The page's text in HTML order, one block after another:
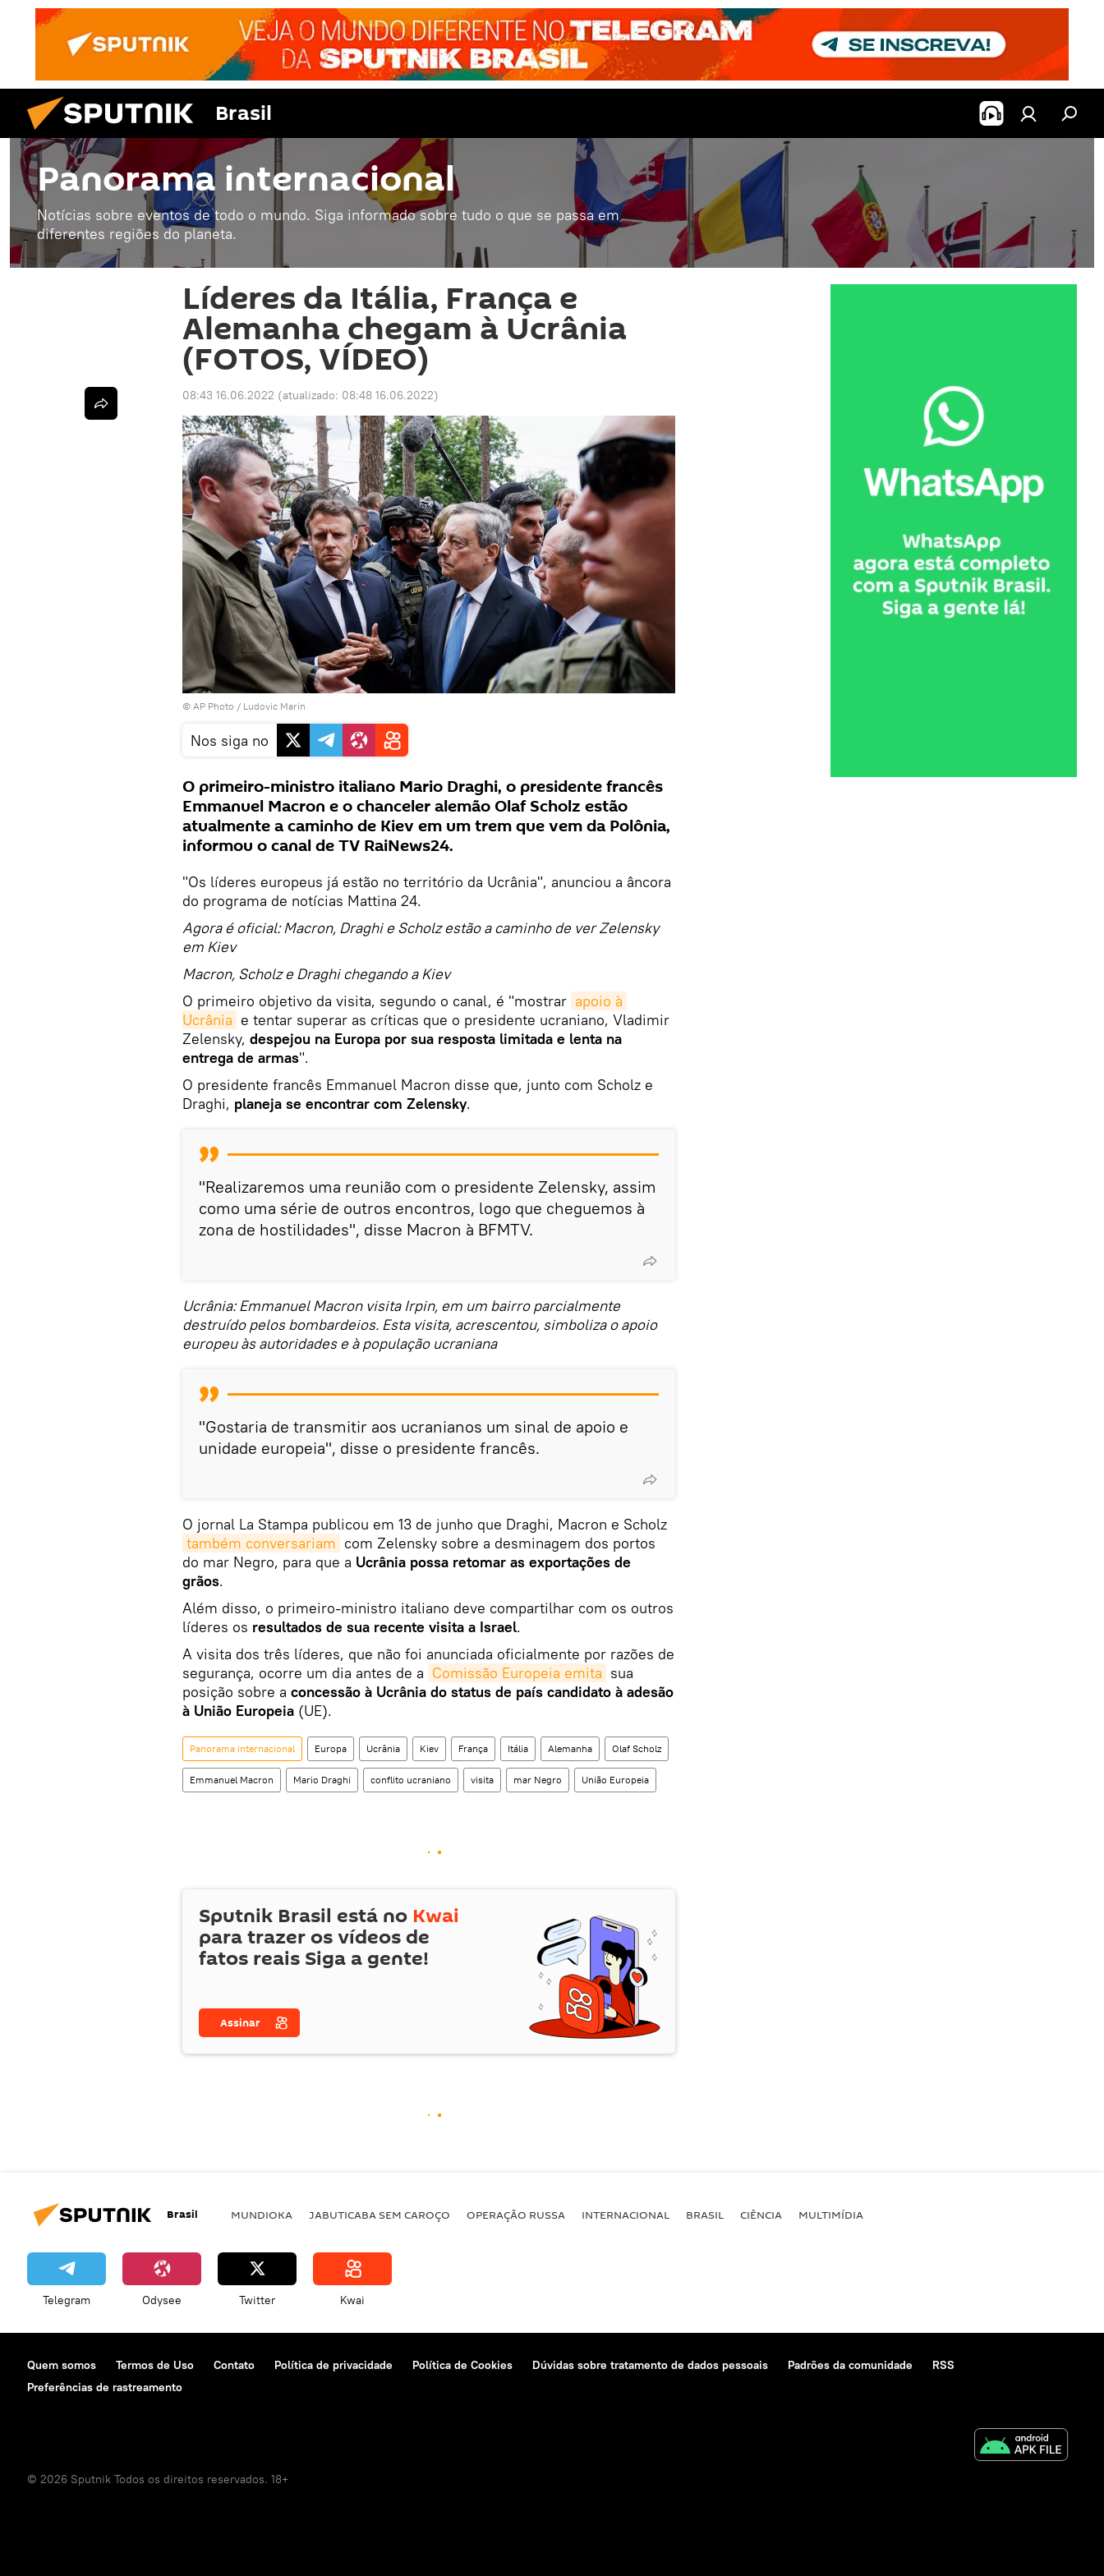
Brasil
Panorama internacional
Notícias sobre eventos de todo o mundo. Siga informado sobre tudo o que se passa em
diferentes regiões do planeta.
Líderes da Itália, França e
Alemanha chegam à Ucrânia
(FOTOS, VÍDEO)
08:43 16.06.2022 (atualizado: 08:48 16.06.2022)
© AP Photo / Ludovic Marin
Nos siga no
O primeiro-ministro italiano Mario Draghi, o presidente francês
Emmanuel Macron e o chanceler alemão Olaf Scholz estão
atualmente a caminho de Kiev em um trem que vem da Polônia,
informou o canal de TV RaiNews24.
"Os líderes europeus já estão no território da Ucrânia", anunciou a âncora
do programa de notícias Mattina 24.
Agora é oficial: Macron, Draghi e Scholz estão a caminho de ver Zelensky
em Kiev
Macron, Scholz e Draghi chegando a Kiev
O primeiro objetivo da visita, segundo o canal, é "mostrar apoio à
Ucrânia e tentar superar as críticas que o presidente ucraniano, Vladimir
Zelensky, despejou na Europa por sua resposta limitada e lenta na
entrega de armas".
O presidente francês Emmanuel Macron disse que, junto com Scholz e
Draghi, planeja se encontrar com Zelensky.
"Realizaremos uma reunião com o presidente Zelensky, assim
como uma série de outros encontros, logo que cheguemos à
zona de hostilidades", disse Macron à BFMTV.
Ucrânia: Emmanuel Macron visita Irpin, em um bairro parcialmente
destruído pelos bombardeios. Esta visita, acrescentou, simboliza o apoio
europeu às autoridades e à população ucraniana
"Gostaria de transmitir aos ucranianos um sinal de apoio e
unidade europeia", disse o presidente francês.
O jornal La Stampa publicou em 13 de junho que Draghi, Macron e Scholz
também conversariam com Zelensky sobre a desminagem dos portos
do mar Negro, para que a Ucrânia possa retomar as exportações de
grãos.
Além disso, o primeiro-ministro italiano deve compartilhar com os outros
líderes os resultados de sua recente visita a Israel.
A visita dos três líderes, que não foi anunciada oficialmente por razões de
segurança, ocorre um dia antes de a Comissão Europeia emita sua
posição sobre a concessão à Ucrânia do status de país candidato à adesão
à União Europeia (UE).
Panorama internacional Europa Ucrânia Kiev França Itália Alemanha Olaf Scholz
Emmanuel Macron Mario Draghi conflito ucraniano visita mar Negro União Europeia
Sputnik Brasil está no Kwai
para trazer os vídeos de
fatos reais Siga a gente!
Assinar
Brasil MUNDIOKA JABUTICABA SEM CAROÇO OPERAÇÃO RUSSA INTERNACIONAL BRASIL CIÊNCIA MULTIMÍDIA
Telegram Odysee Twitter Kwai
Quem somos Termos de Uso Contato Política de privacidade Política de Cookies Dúvidas sobre tratamento de dados pessoais Padrões da comunidade
RSS
Preferências de rastreamento
© 2026 Sputnik Todos os direitos reservados. 18+